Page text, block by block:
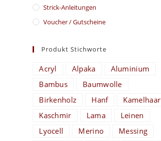
Strick-Anleitungen
Voucher / Gutscheine
Produkt Stichworte
Acryl Alpaka
Aluminium
Bambus
Baumwolle
Birkenholz
Hanf
Kamelhaar
Kaschmir
Lama
Leinen
Lyocell
Merino
Messing